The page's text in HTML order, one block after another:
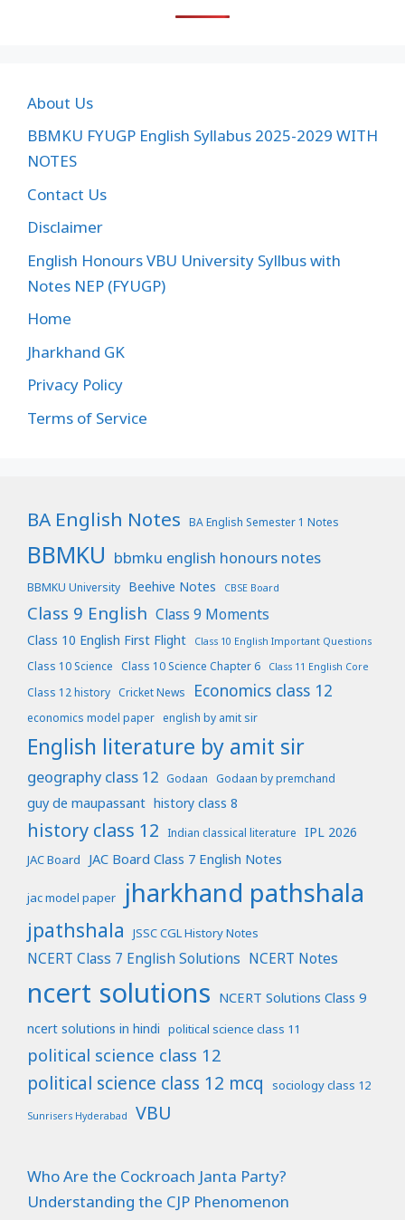
About Us
BBMKU FYUGP English Syllabus 2025-2029 WITH
NOTES
Contact Us
Disclaimer
English Honours VBU University Syllbus with
Notes NEP (FYUGP)
Home
Jharkhand GK
Privacy Policy
Terms of Service
BA English Notes BA English Semester 1 Notes
BBMKU bbmku english honours notes
BBMKU University Beehive Notes CBSE Board
Class 9 English Class 9 Moments
Class 10 English First Flight Class 10 English Important Questions
Class 10 Science Class 10 Science Chapter 6 Class 11 English Core
Class 12 history Cricket News Economics class 12
economics model paper english by amit sir
English literature by amit sir
geography class 12 Godaan Godaan by premchand
guy de maupassant history class 8
history class 12 Indian classical literature IPL 2026
JAC Board JAC Board Class 7 English Notes
jac model paper jharkhand pathshala
jpathshala JSSC CGL History Notes
NCERT Class 7 English Solutions NCERT Notes
ncert solutions NCERT Solutions Class 9
ncert solutions in hindi political science class 11
political science class 12
political science class 12 mcq sociology class 12
Sunrisers Hyderabad VBU
Who Are the Cockroach Janta Party?
Understanding the CJP Phenomenon